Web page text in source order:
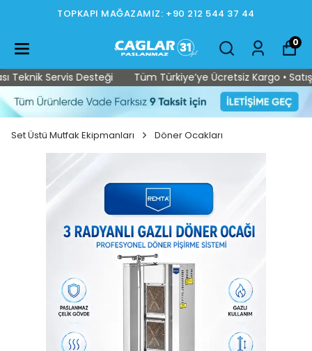
TOPKAPI MAĞAZAMIZ: +90 212 544 37 44
0
Servis Desteği Tüm Türkiye’ye Ücretsiz Kargo • Satış
Set Üstü Mutfak Ekipmanları Döner Ocakları